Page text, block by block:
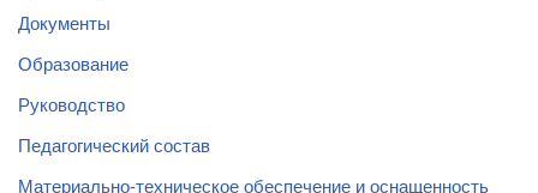
Документы
Образование
Руководство
Педагогический состав
Материально-техническое обеспечение и оснащенность